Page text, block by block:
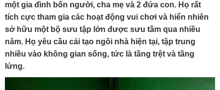
một gia đình bốn người, cha mẹ và 2 đứa con. Họ rất
tích cực tham gia các hoạt động vui chơi và hiển nhiên
sở hữu một bộ sưu tập lớn được sưu tầm qua nhiều
năm. Họ yêu cầu cải tạo ngôi nhà hiện tại, tập trung
nhiều vào không gian sống, tức là tầng trệt và tầng
lửng.